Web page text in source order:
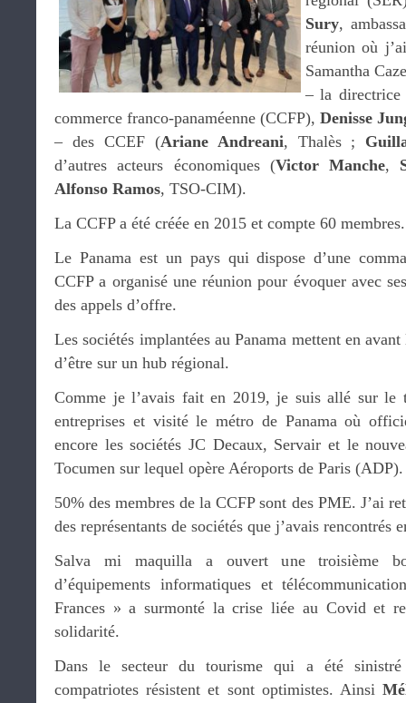
Sury,
réunion où
Samantha
– la directrice
commerce franco-panaméenne (CCFP), Denisse
– des CCEF (Ariane Andreani, Thalès ;
d’autres acteurs économiques (Victor Manche,
Alfonso Ramos, TSO-CIM).
La CCFP a été créée en 2015 et compte 60 membres.
Le Panama est un pays qui dispose d’une
CCFP a organisé une réunion pour évoquer avec
des appels d’offre.
Les sociétés implantées au Panama mettent en
d’être sur un hub régional.
Comme je l’avais fait en 2019, je suis allé sur le
entreprises et visité le métro de Panama où
encore les sociétés JC Decaux, Servair et le
Tocumen sur lequel opère Aéroports de Paris (ADP).
50% des membres de la CCFP sont des PME. J’ai
des représentants de sociétés que j’avais rencontrés
Salva mi maquilla a ouvert une troisième
d’équipements informatiques et
Frances » a surmonté la crise liée au Covid et
solidarité.
Dans le secteur du tourisme qui a été sinistré
compatriotes résistent et sont optimistes. Ainsi